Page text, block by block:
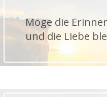
Möge die
und die Liebe